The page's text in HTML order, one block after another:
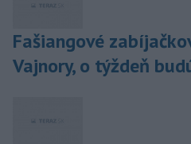
Fašiangové
Vajnory, o týždeň